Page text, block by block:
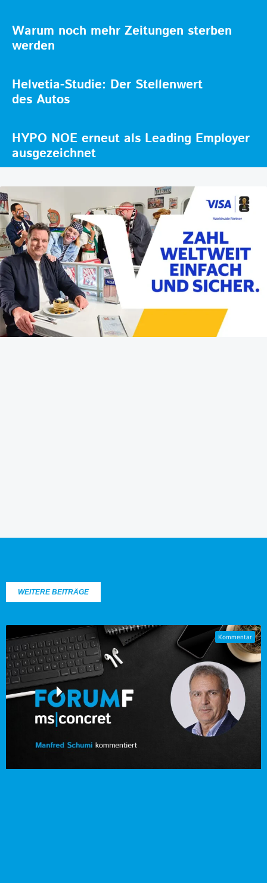
Warum noch mehr Zeitungen sterben
werden
Helvetia-Studie: Der Stellenwert
des Autos
HYPO NOE erneut als Leading Employer
ausgezeichnet
WEITERE BEITRÄGE